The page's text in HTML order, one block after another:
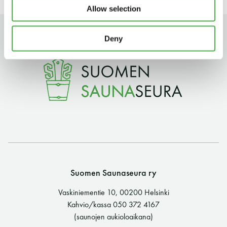
Allow selection
Deny
11 saunomiskerran kortti
120€
Vuosikortti - M / N
695€ / 275€
Suomen Saunaseura ry
Vaskiniementie 10, 00200 Helsinki
Kahvio/kassa 050 372 4167
(saunojen aukioloaikana)
Suomen Saunaseura ry
Vaskiniementie 10, 00200 Helsinki
Kahvio/kassa 050 372 4167
(saunojen aukioloaikana)